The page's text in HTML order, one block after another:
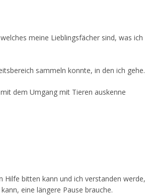
meine Lieblingsfächer sind, was ich
sammeln konnte, in den ich gehe.
dem Umgang mit Tieren auskenne
Hilfe bitten kann und ich verstanden werde,
eine längere Pause brauche.